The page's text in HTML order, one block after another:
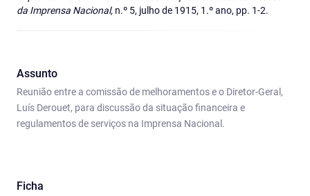
da Imprensa Nacional, n.º 5, julho de 1915, 1.º ano, pp. 1-2.
Assunto
Reunião entre a comissão de melhoramentos e o Diretor-Geral,
Luís Derouet, para discussão da situação financeira e
regulamentos de serviços na Imprensa Nacional.
Ficha